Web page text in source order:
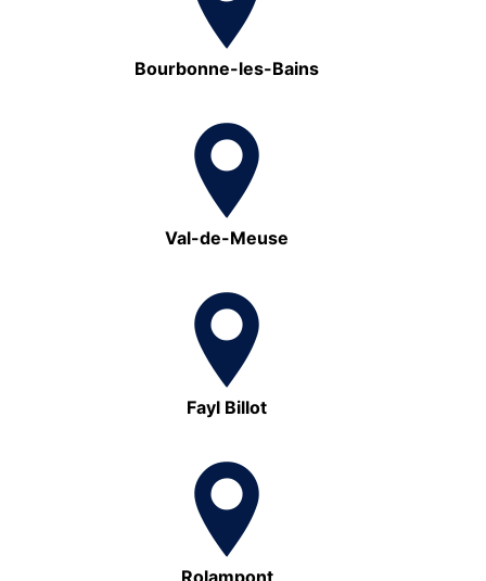
Bourbonne-les-Bains
Val-de-Meuse
Fayl Billot